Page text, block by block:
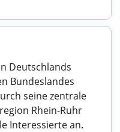
Deutschlands
Bundeslandes
seine zentrale
Rhein-Ruhr
Interessierte an.